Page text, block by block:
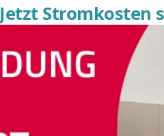
Jetzt Stromkosten